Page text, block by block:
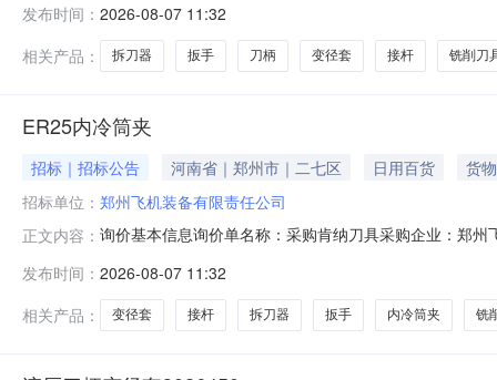
账180天后支付交货地址：河南省郑州市二七区南三环中
式交货日期/计划原产地
发布时间： 2026-08-07 11:32
相关产品：
拆刀器 扳手 刀柄 变径套 接杆 铣削刀
ER25内冷筒夹
招标｜招标公告 河南省｜郑州市｜二七区 日用百货
货物
招标单位： 郑州飞机装备有限责任公司
正文内容： 询价基本信息询价单名称：采购肯纳刀具采购企业：郑
账180天后支付交货地址：河南省郑州市二七区南三环中
式交货日期/计划原产地
发布时间： 2026-08-07 11:32
相关产品：
变径套 接杆 拆刀器 扳手 内冷筒夹 铣